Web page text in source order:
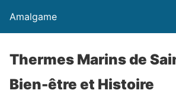
Amalgame
Thermes Marins de
Bien-être et Histoire